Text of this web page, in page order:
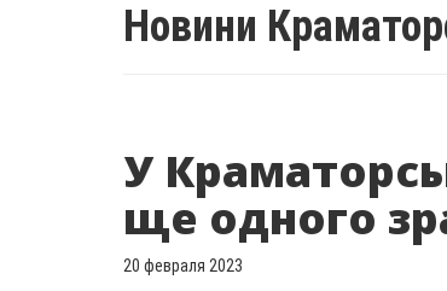
Новини
У
ще одного
20 февраля 2023